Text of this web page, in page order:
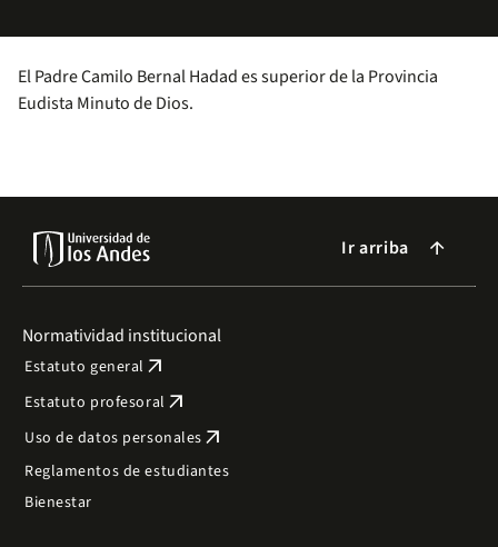
El Padre Camilo Bernal Hadad es superior de la Provincia
Eudista Minuto de Dios.
Ir arriba arrow_forward
Normatividad institucional
Estatuto general arrow_outward
Estatuto profesoral arrow_outward
Uso de datos personales arrow_outward
Reglamentos de estudiantes
Bienestar